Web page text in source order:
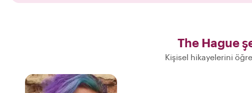
The Hague
Kişisel hikayelerini